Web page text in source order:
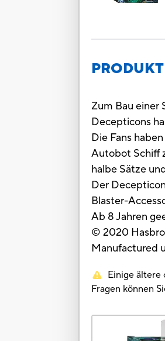
Zum Bau einer
Decepticons
Die Fans
Autobot Schiff
halbe Sätze
Der
Blaster-
Ab 8 Jahren
© 2020
Manufactured
Einige ältere
Fragen können